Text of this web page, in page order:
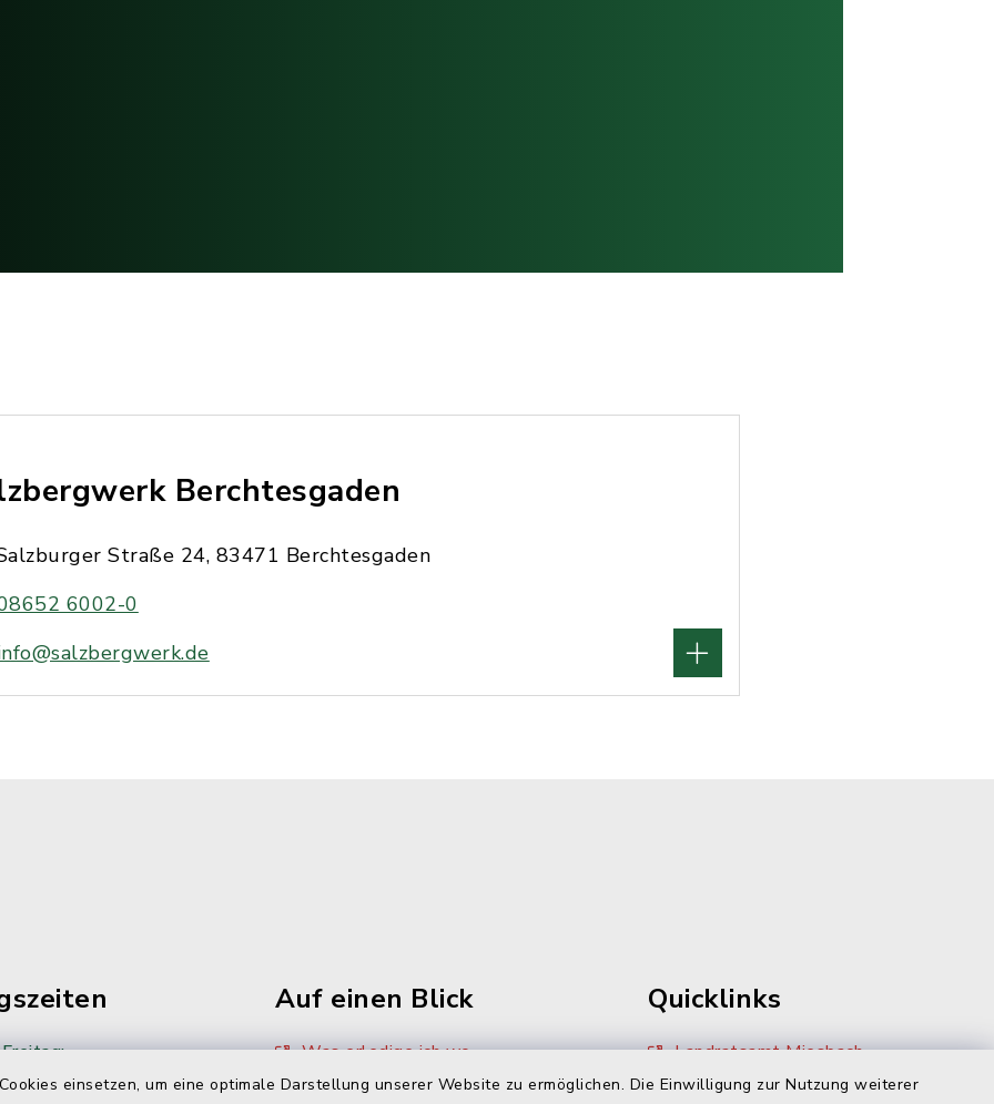
einsetzen, um eine optimale Darstellung unserer Website zu ermöglichen. Die Einwilligung zur Nutzung weiterer
Berchtesgaden
Straße 24, 83471 Berchtesgaden
6002-0
Uhr
Auf einen Blick
Was erledige ich wo
Quicklinks
Landratsamt Miesbach